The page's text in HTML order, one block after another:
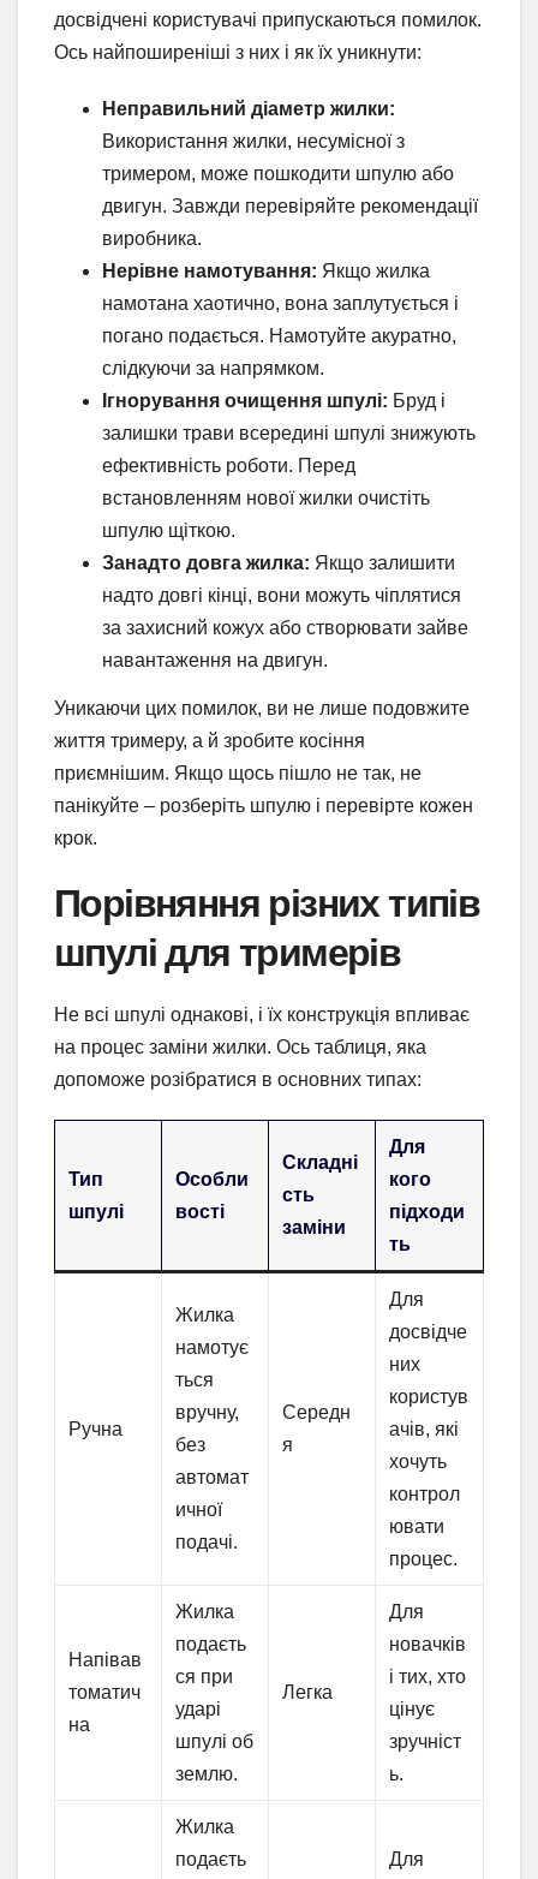
досвідчені користувачі припускаються помилок.
Ось найпоширеніші з них і як їх уникнути:
Неправильний діаметр жилки:
Використання жилки, несумісної з
тримером, може пошкодити шпулю або
двигун. Завжди перевіряйте рекомендації
виробника.
Нерівне намотування: Якщо жилка
намотана хаотично, вона заплутується і
погано подається. Намотуйте акуратно,
слідкуючи за напрямком.
Ігнорування очищення шпулі: Бруд і
залишки трави всередині шпулі знижують
ефективність роботи. Перед
встановленням нової жилки очистіть
шпулю щіткою.
Занадто довга жилка: Якщо залишити
надто довгі кінці, вони можуть чіплятися
за захисний кожух або створювати зайве
навантаження на двигун.
Уникаючи цих помилок, ви не лише подовжите
життя тримеру, а й зробите косіння
приємнішим. Якщо щось пішло не так, не
панікуйте – розберіть шпулю і перевірте кожен
крок.
Порівняння різних типів
шпулі для тримерів
Не всі шпулі однакові, і їх конструкція впливає
на процес заміни жилки. Ось таблиця, яка
допоможе розібратися в основних типах:
Тип
шпулі
Особли
вості
Складні
сть
заміни
Для
кого
підходи
ть
Ручна
Жилка
намотує
ться
вручну,
без
автомат
ичної
подачі.
Середн
я
Для
досвідче
них
користув
ачів, які
хочуть
контрол
ювати
процес.
Напівав
томатич
на
Жилка
подаєть
ся при
ударі
шпулі об
землю.
Легка
Для
новачків
і тих, хто
цінує
зручніст
ь.
Жилка
подаєть
Для